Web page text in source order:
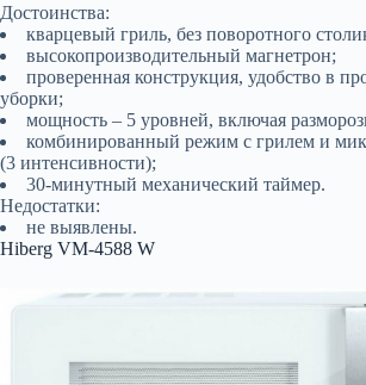
Достоинства:
кварцевый гриль, без поворотного
высокопроизводительный магнетрон;
проверенная конструкция, удобство в
уборки;
мощность – 5 уровней, включая
комбинированный режим с грилем и
(3 интенсивности);
30-минутный механический таймер.
Недостатки:
не выявлены.
Hiberg VM-4588 W